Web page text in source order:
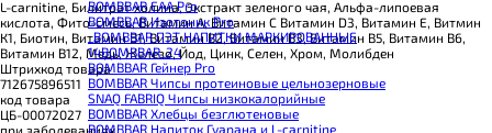
BOMBBAR EAA Pro
BOMBBAR Изотоник Pro
_BOMBBAR ПЭТ НАПИТКИ МАРКИРОВАННЫЕ
14BOMBBAR_24
BOMBBAR Гейнер Pro
BOMBBAR Чипсы протеиновые цельнозерновые
SNAQ FABRIQ Чипсы низкокалорийные
BOMBBAR Хлебцы безглютеновые
BOMBBAR Напиток Гуарана и L-carnitine
L-carnitine, Билитрат холина, Экстракт зеленого чая, Альфа-липоевая
кислота, Фито-смесь, Витамин А, Витамин С Витамин D3, Витамин E, Витмин
К1, Биотин, Витамин B1, Витамин В2, Витамин В3, Витамин В5, Витамин В6,
Витамин В12, Медь, Железо, Йод, Цинк, Селен, Хром, Молибден
Штрихкод товара
712675896511
код товара
ЦБ-00072027
при заболеваниях